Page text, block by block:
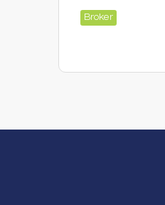
Broker